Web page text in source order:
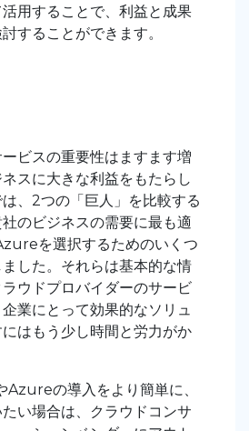
用することで、利益と成果
することができます。
ビスの重要性はますます増
スに大きな利益をもたらし
、2つの「巨人」を比較する
のビジネスの需要に最も適
を選択するためのいくつ
した。それらは基本的な情
ウドプロバイダーのサービ
業にとって効果的なソリュ
はもう少し時間と労力がか
Azureの導入をより簡単に、
い場合は、クラウドコンサ